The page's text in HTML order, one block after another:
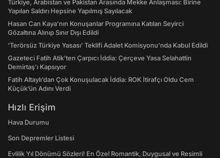
Türkiye, Arabistan ve Pakistan Arasında Mekke Anlaşması: Birine
Yapılan Saldırı Hepsine Yapılmış Sayılacak
Hasan Can Kaya’nın Konuşanlar Programına Katılan Seyirci
Gözaltına Alınıp Sınır Dışı Edildi
‘Terörsüz Türkiye Yasası’ Teklifi Adalet Komisyonu'nda Kabul Edildi
Gazeteci Fatih Atik'ten Çarpıcı İddia: Çerçeve Yasa Selahattin
Demirtaş'ı Kapsıyor
Fatih Altaylı’dan Çok Konuşulacak İddia: ROK İtirafçı Oldu Cem
Küçük’ün Adını Verdi
Hızlı Erişim
Hava Durumu
Son Depremler Listesi
Evlilik Yıl Dönümü Sözleri! En Özel Romantik, Duygusal ve Resimli